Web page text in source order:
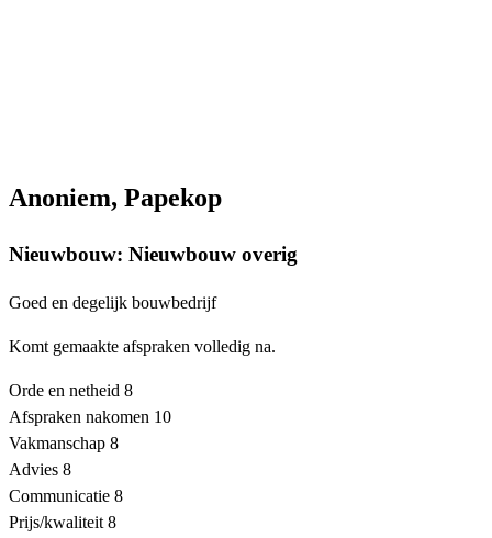
Anoniem, Papekop
Nieuwbouw: Nieuwbouw overig
Goed en degelijk bouwbedrijf
Komt gemaakte afspraken volledig na.
Orde en netheid 8
Afspraken nakomen 10
Vakmanschap 8
Advies 8
Communicatie 8
Prijs/kwaliteit 8